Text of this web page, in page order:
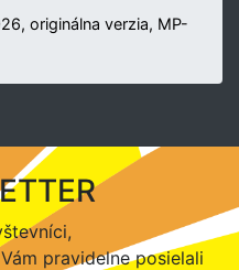
originálna verzia, MP-
pravidelne posielali